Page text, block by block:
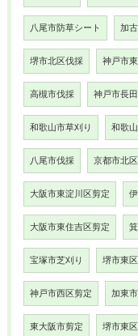
八尾市防草シート 加
堺市北区伐採 神戸市
高槻市伐採 神戸市長
和歌山市草刈り 和歌
八尾市伐採 京都市北
大阪市東淀川区剪定
大阪市東住吉区剪定
宝塚市芝刈り 堺市東
神戸市西区剪定 加東
東大阪市剪定 堺市東